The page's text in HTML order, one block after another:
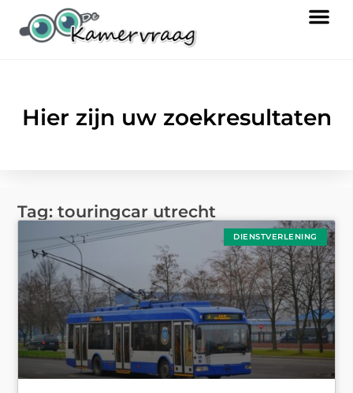
Hier zijn uw zoekresultaten
Tag: touringcar utrecht
DIENSTVERLENING